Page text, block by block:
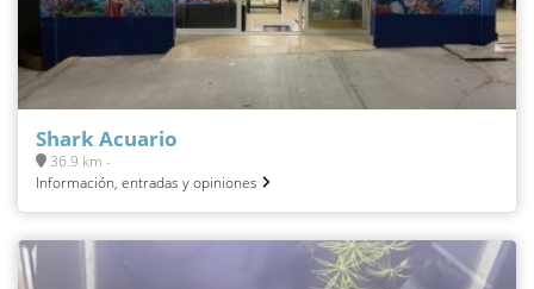
Shark Acuario
36.9 km -
Información, entradas y opiniones